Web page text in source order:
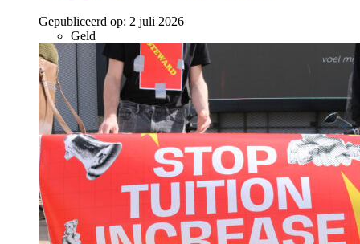
Gepubliceerd op: 2 juli 2026
Geld